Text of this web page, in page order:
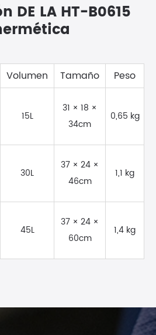
DE LA HT-B0615
Volumen Tamaño Peso
15L
31 × 18 ×
34cm
0,65 kg
30L
37 × 24 ×
46cm
1,1 kg
45L
37 × 24 ×
60cm
1,4 kg